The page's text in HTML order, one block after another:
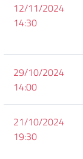
12/11/2024
14:30
29/10/2024
14:00
21/10/2024
19:30